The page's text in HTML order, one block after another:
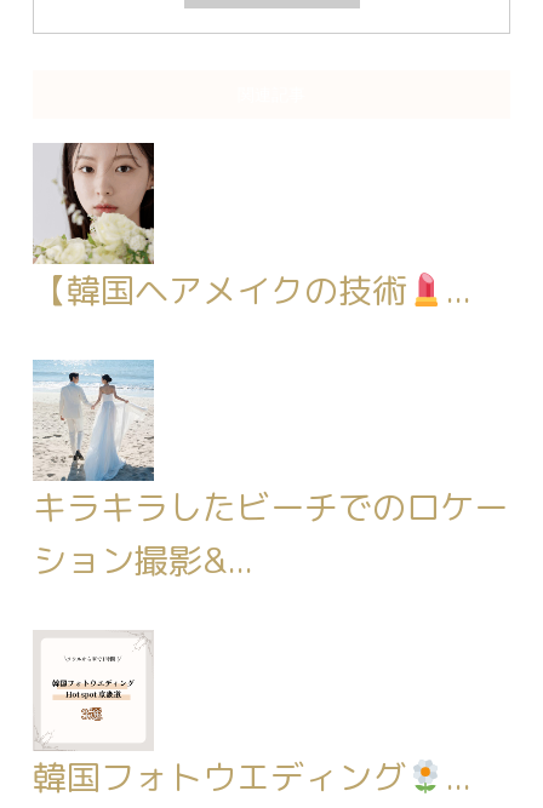
【韓国ヘアメイクの技術 ...
キラキラしたビーチでのロケー
ション撮影&...
韓国フォトウエディング ...